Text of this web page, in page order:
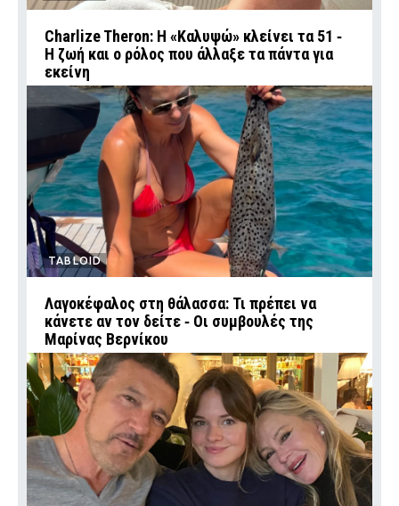
Charlize Theron: Η «Καλυψώ» κλείνει τα 51 ‑
H ζωή και ο ρόλος που άλλαξε τα πάντα για
εκείνη
TABLOID
Λαγοκέφαλος στη θάλασσα: Τι πρέπει να
κάνετε αν τον δείτε ‑ Οι συμβουλές της
Μαρίνας Βερνίκου